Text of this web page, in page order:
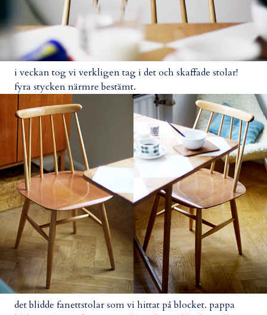
i veckan tog vi verkligen tag i det och skaffade stolar!
fyra stycken närmre bestämt.
det blidde fanettstolar som vi hittat på blocket. pappa